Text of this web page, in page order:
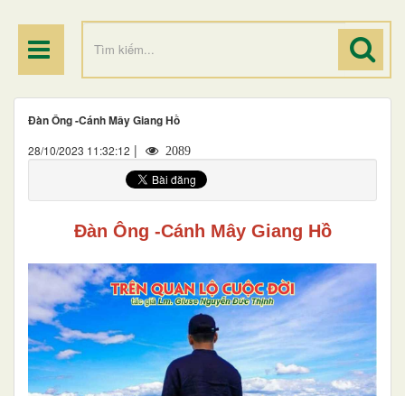
Đàn Ông -Cánh Mây Giang Hồ
28/10/2023 11:32:12 | 2089
Đàn Ông -Cánh Mây Giang Hồ